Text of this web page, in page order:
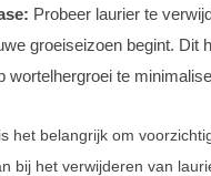
Probeer laurier te
groeiseizoen begint. Dit
wortelhergroei te
het belangrijk om
bij het verwijderen van